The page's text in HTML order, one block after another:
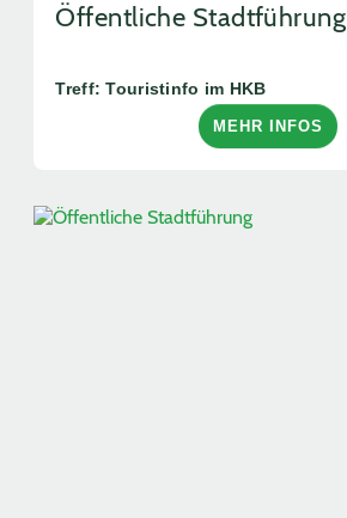
Öffentliche Stadtführung
Treff: Touristinfo im HKB
MEHR INFOS